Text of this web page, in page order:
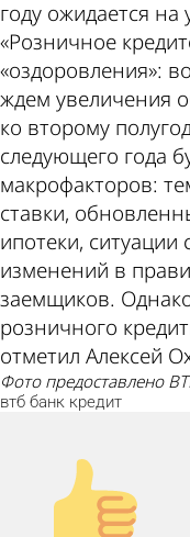
году ожидается на
«Розничное
«оздоровления»:
ждем увеличения
ко второму
следующего года
макрофакторов:
ставки,
ипотеки,
изменений в
заемщиков.
розничного
отметил Алексей
фото предоставлено
втб банк кредит
Палец
вверх!